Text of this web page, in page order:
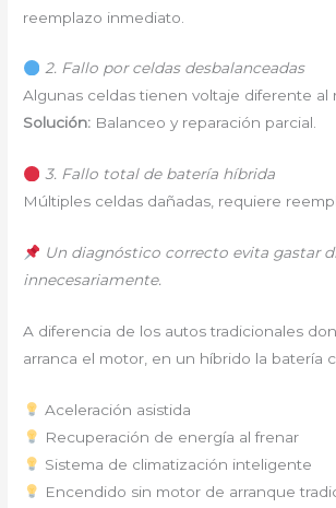
reemplazo inmediato.
2. Fallo por celdas desbalanceadas
Algunas celdas tienen voltaje diferente al
Solución: Balanceo y reparación parcial.
3. Fallo total de batería híbrida
Múltiples celdas dañadas, requiere
Un diagnóstico correcto evita gastar
innecesariamente.
A diferencia de los autos tradicionales
arranca el motor, en un híbrido la batería
Aceleración asistida
Recuperación de energía al frenar
Sistema de climatización inteligente
Encendido sin motor de arranque